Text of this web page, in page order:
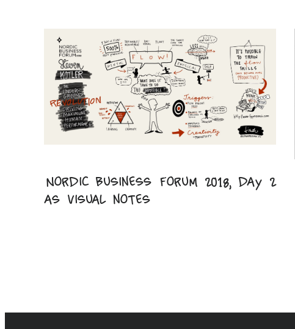
Nordic Business Forum 2018, day 2
as visual notes